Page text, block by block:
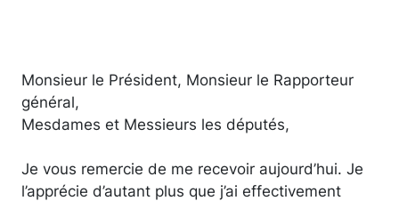
Monsieur le Président, Monsieur le Rapporteur
général,
Mesdames et Messieurs les députés,
Je vous remercie de me recevoir aujourd’hui. Je
l’apprécie d’autant plus que j’ai effectivement